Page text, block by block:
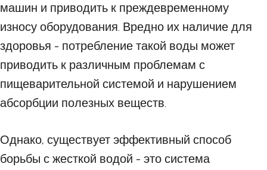
машин и приводить к преждевременному
износу оборудования. Вредно их наличие для
здоровья - потребление такой воды может
приводить к различным проблемам с
пищеварительной системой и нарушением
абсорбции полезных веществ.
Однако, существует эффективный способ
борьбы с жесткой водой - это система